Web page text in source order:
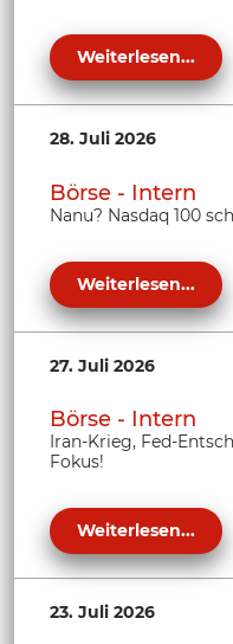
Weiterlesen...
28. Juli 2026
Börse - Intern
Nanu? Nasdaq 100
Weiterlesen...
27. Juli 2026
Börse - Intern
Iran-Krieg, Fed-
Fokus!
Weiterlesen...
23. Juli 2026